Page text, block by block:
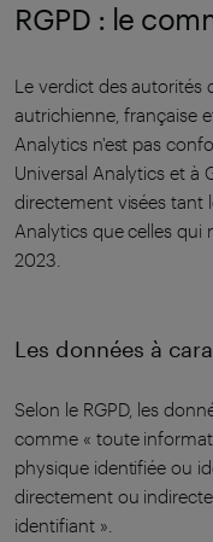
RGPD : le
Le verdict des autorités
autrichienne, française
Analytics n'est pas
Universal Analytics et à
directement visées tant
Analytics que celles qui
2023.
Les données à
Selon le RGPD, les
comme « toute
physique identifiée ou
directement ou
identifiant ».